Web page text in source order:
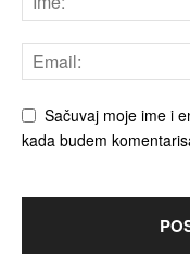
Sačuvaj moje ime i
kada budem